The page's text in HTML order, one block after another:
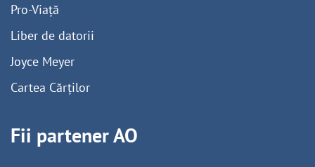
Pro-Viață
Liber de datorii
Joyce Meyer
Cartea Cărților
Fii partener AO